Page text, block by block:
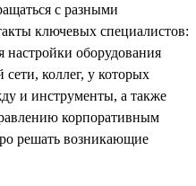
с разными
ключевых специалистов:
настройки оборудования
коллег, у которых
и инструменты, а также
корпоративным
решать возникающие